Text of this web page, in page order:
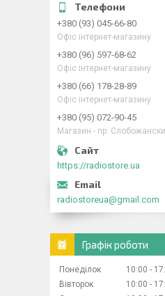
+380 (93) 045-66-80
Офіс інтернет-магазину
+380 (96) 597-68-62
Офіс інтернет-магазину
+380 (66) 178-28-89
Офіс інтернет-магазину
+380 (95) 072-90-45
Магазин - пр.
https://radiostore.ua
radiostoreua@gmail.com
Графік роботи
Понеділок 10:00
Вівторок
10:00